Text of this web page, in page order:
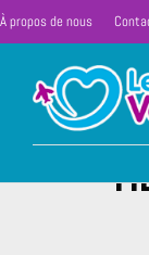
À propos de nous